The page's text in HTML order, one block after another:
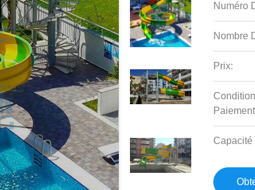
Numéro
Nombre
Prix:
Capacité